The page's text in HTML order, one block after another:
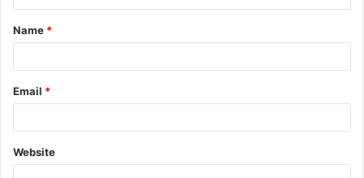
t
*
Name *
Email *
Website